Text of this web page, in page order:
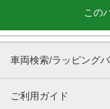
この
車両検索/ラッピング
ご利用ガイド